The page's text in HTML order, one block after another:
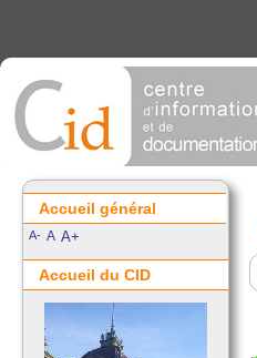
Accueil général
A- A A+
Accueil du CID